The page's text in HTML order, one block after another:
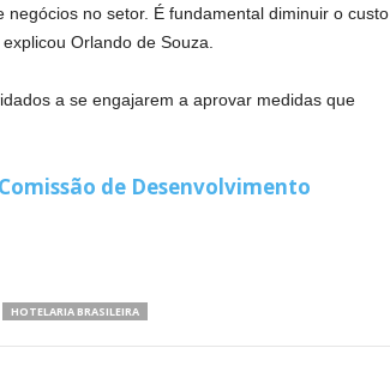
no setor. É fundamental diminuir o custo
Orlando de Souza.
a se engajarem a aprovar medidas que
de Desenvolvimento
HOTELARIA BRASILEIRA